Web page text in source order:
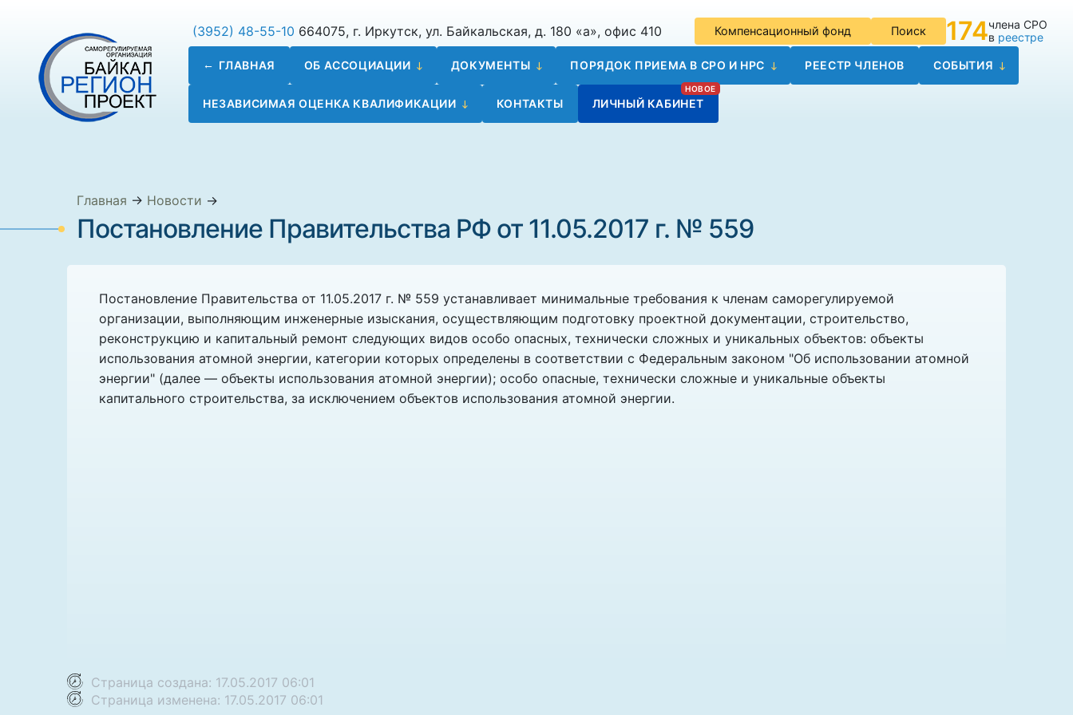
(3952) 48-55-10 664075, г. Иркутск, ул. Байкальская, д. 180 «а», офис 410 Компенсационный фонд Поиск 174члена СРО
в реестре
ГЛАВНАЯ ОБ АССОЦИАЦИИ ДОКУМЕНТЫ ПОРЯДОК ПРИЕМА В СРО И НРС РЕЕСТР ЧЛЕНОВ СОБЫТИЯ
НЕЗАВИСИМАЯ ОЦЕНКА КВАЛИФИКАЦИИ КОНТАКТЫ ЛИЧНЫЙ КАБИНЕТ
Главная → Новости →
Постановление Правительства РФ от 11.05.2017 г. № 559
Постановление Правительства от 11.05.2017 г. № 559 устанавливает минимальные требования к членам саморегулируемой
организации, выполняющим инженерные изыскания, осуществляющим подготовку проектной документации, строительство,
реконструкцию и капитальный ремонт следующих видов особо опасных, технически сложных и уникальных объектов: объекты
использования атомной энергии, категории которых определены в соответствии с Федеральным законом "Об использовании атомной
энергии" (далее — объекты использования атомной энергии); особо опасные, технически сложные и уникальные объекты
капитального строительства, за исключением объектов использования атомной энергии.
Страница создана: 17.05.2017 06:01
Страница изменена: 17.05.2017 06:01